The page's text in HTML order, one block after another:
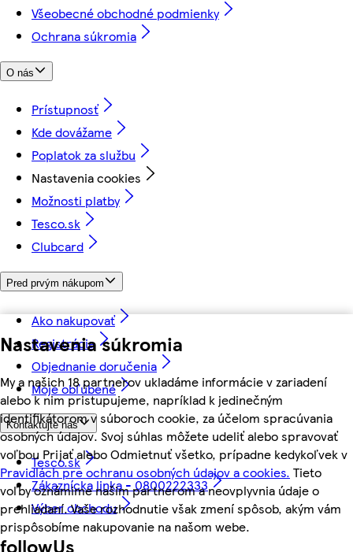
Nastavenia súkromia
My a našich 18 partnerov ukladáme informácie v zariadení
alebo k nim pristupujeme, napríklad k jedinečným
identifikátorom v súboroch cookie, za účelom spracúvania
osobných údajov. Svoj súhlas môžete udeliť alebo spravovať
voľbou Prijať alebo Odmietnuť všetko, prípadne kedykoľvek v
Pravidlách pre ochranu osobných údajov a cookies. Tieto
voľby oznámime našim partnerom a neovplyvnia údaje o
prehliadaní. Vaše rozhodnutie však zmení spôsob, akým vám
prispôsobíme nakupovanie na našom webe.
Všeobecné obchodné podmienky
Ochrana súkromia
O nás
Prístupnosť
Kde dovážame
Poplatok za službu
Nastavenia cookies
Možnosti platby
Tesco.sk
Clubcard
Pred prvým nákupom
Ako nakupovať
Registrácia
Objednanie doručenia
Moje obľúbené
Kontaktujte nás
Tesco.sk
Zákaznícka linka - 0800222333
Výber obchodu
followUs